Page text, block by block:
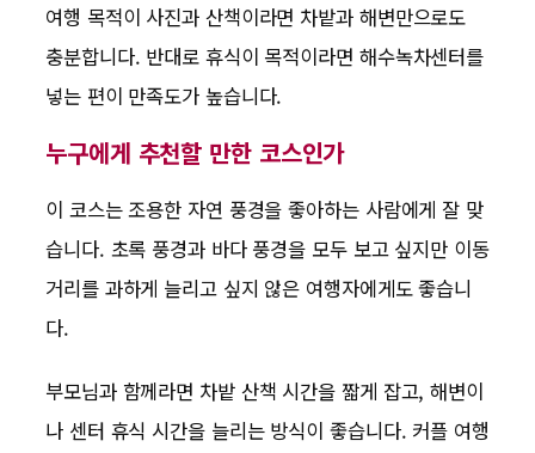
여행 목적이 사진과 산책이라면 차밭과 해변만으로도
충분합니다. 반대로 휴식이 목적이라면 해수녹차센터를
넣는 편이 만족도가 높습니다.
누구에게 추천할 만한 코스인가
이 코스는 조용한 자연 풍경을 좋아하는 사람에게 잘 맞
습니다. 초록 풍경과 바다 풍경을 모두 보고 싶지만 이동
거리를 과하게 늘리고 싶지 않은 여행자에게도 좋습니
다.
부모님과 함께라면 차밭 산책 시간을 짧게 잡고, 해변이
나 센터 휴식 시간을 늘리는 방식이 좋습니다. 커플 여행